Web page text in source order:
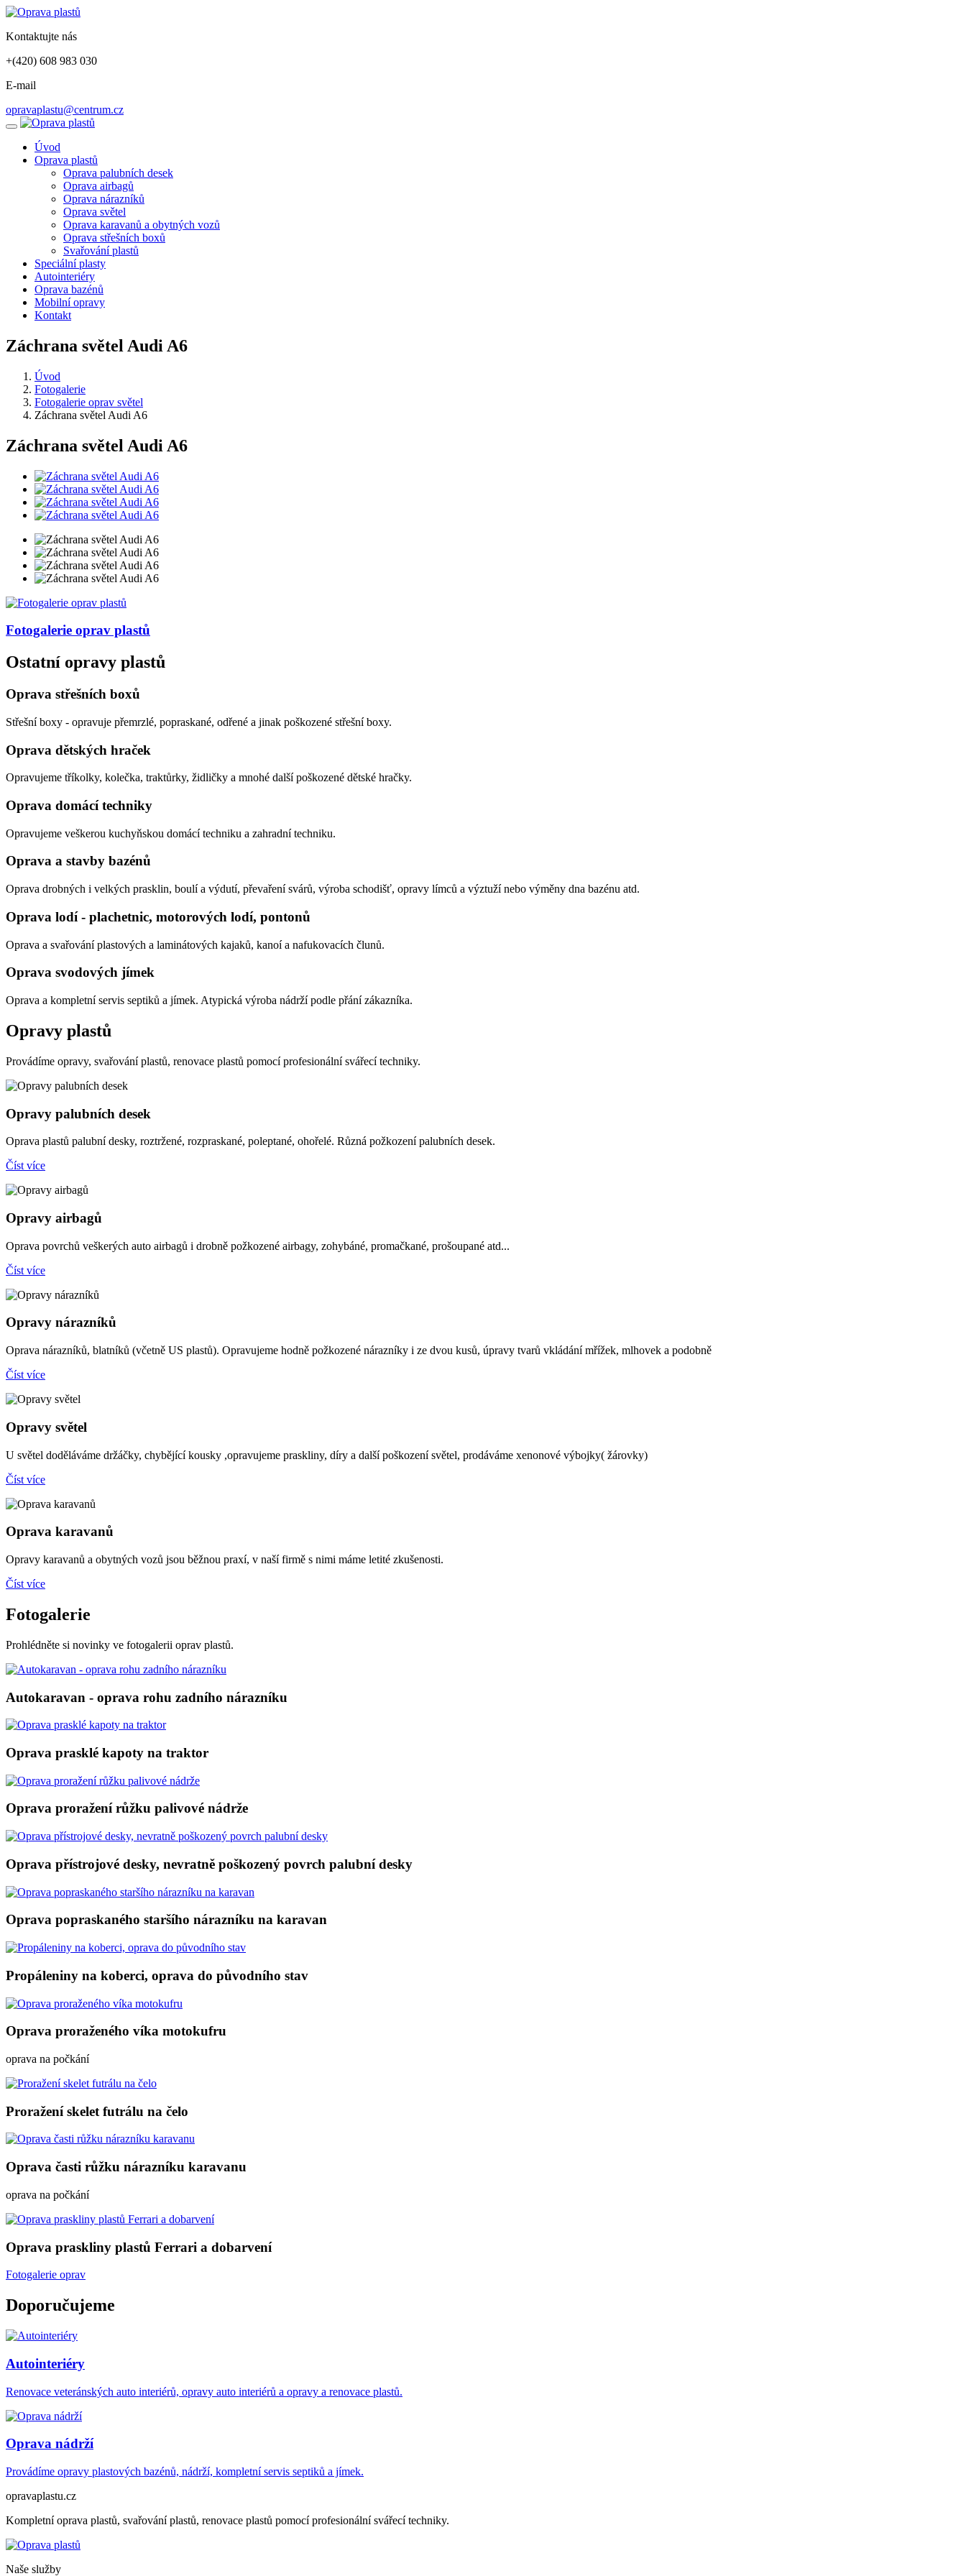
Kontaktujte nás
+(420) 608 983 030
E-mail
opravaplastu@centrum.cz
Úvod
Oprava plastů
Oprava palubních desek
Oprava airbagů
Oprava nárazníků
Oprava světel
Oprava karavanů a obytných vozů
Oprava střešních boxů
Svařování plastů
Speciální plasty
Autointeriéry
Oprava bazénů
Mobilní opravy
Kontakt
Záchrana světel Audi A6
Úvod
Fotogalerie
Fotogalerie oprav světel
Záchrana světel Audi A6
Záchrana světel Audi A6
Fotogalerie oprav plastů
Ostatní opravy plastů
Oprava střešních boxů
Střešní boxy - opravuje přemrzlé, popraskané, odřené a jinak poškozené střešní boxy.
Oprava dětských hraček
Opravujeme tříkolky, kolečka, traktůrky, židličky a mnohé další poškozené dětské hračky.
Oprava domácí techniky
Opravujeme veškerou kuchyňskou domácí techniku a zahradní techniku.
Oprava a stavby bazénů
Oprava drobných i velkých prasklin, boulí a výdutí, převaření svárů, výroba schodišť, opravy límců a výztuží nebo výměny dna bazénu atd.
Oprava lodí - plachetnic, motorových lodí, pontonů
Oprava a svařování plastových a laminátových kajaků, kanoí a nafukovacích člunů.
Oprava svodových jímek
Oprava a kompletní servis septiků a jímek. Atypická výroba nádrží podle přání zákazníka.
Opravy plastů
Provádíme opravy, svařování plastů, renovace plastů pomocí profesionální svářecí techniky.
Opravy palubních desek
Oprava plastů palubní desky, roztržené, rozpraskané, poleptané, ohořelé. Různá požkození palubních desek.
Číst více
Opravy airbagů
Oprava povrchů veškerých auto airbagů i drobně požkozené airbagy, zohybáné, promačkané, prošoupané atd...
Číst více
Opravy nárazníků
Oprava nárazníků, blatníků (včetně US plastů). Opravujeme hodně požkozené nárazníky i ze dvou kusů, úpravy tvarů vkládání mřížek, mlhovek a podobně
Číst více
Opravy světel
U světel doděláváme držáčky, chybějící kousky ,opravujeme praskliny, díry a další poškození světel, prodáváme xenonové výbojky( žárovky)
Číst více
Oprava karavanů
Opravy karavanů a obytných vozů jsou běžnou praxí, v naší firmě s nimi máme letité zkušenosti.
Číst více
Fotogalerie
Prohlédněte si novinky ve fotogalerii oprav plastů.
Autokaravan - oprava rohu zadního nárazníku
Oprava prasklé kapoty na traktor
Oprava proražení růžku palivové nádrže
Oprava přístrojové desky, nevratně poškozený povrch palubní desky
Oprava popraskaného staršího nárazníku na karavan
Propáleniny na koberci, oprava do původního stav
Oprava proraženého víka motokufru
oprava na počkání
Proražení skelet futrálu na čelo
Oprava časti růžku nárazníku karavanu
oprava na počkání
Oprava praskliny plastů Ferrari a dobarvení
Fotogalerie oprav
Doporučujeme
Autointeriéry
Renovace veteránských auto interiérů, opravy auto interiérů a opravy a renovace plastů.
Oprava nádrží
Provádíme opravy plastových bazénů, nádrží, kompletní servis septiků a jímek.
opravaplastu.cz
Kompletní oprava plastů, svařování plastů, renovace plastů pomocí profesionální svářecí techniky.
Naše služby